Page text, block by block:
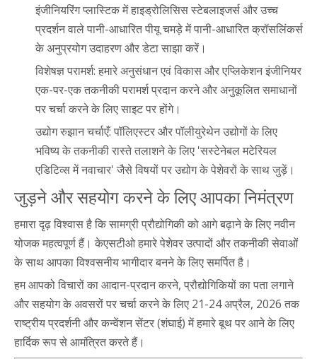
इंजीनियरिंग प्लास्टिक में हाइड्रोलिसिस स्टेबलाइजर्स और उच्च
प्रदर्शन वाले पानी-आधारित पीयू चमड़े में पानी-आधारित क्रॉसलिंकर्स
के अनुप्रयोग उदाहरण और डेटा साझा करें।
विशेषज्ञ परामर्श: हमारे अनुसंधान एवं विकास और एप्लिकेशन इंजीनियर
एक-पर-एक तकनीकी परामर्श प्रदान करने और अनुकूलित समाधानों
पर चर्चा करने के लिए साइट पर होंगे।
उद्योग रुझान चर्चाएँ: पॉलिएस्टर और पॉलीयुरेथेन उद्योगों के लिए
भविष्य के तकनीकी रास्ते तलाशने के लिए 'सस्टेनेबल मटेरियल
एडिटिव्स में नवाचार' जैसे विषयों पर उद्योग के पेशेवरों के साथ जुड़ें।
जुड़ने और सहयोग करने के लिए आपका निमंत्रण
हमारा दृढ़ विश्वास है कि सामग्री प्रौद्योगिकी को आगे बढ़ाने के लिए नवीन
योजक महत्वपूर्ण हैं। केएसटीओ हमारे पेशेवर उत्पादों और तकनीकी सेवाओं
के साथ आपका विश्वसनीय भागीदार बनने के लिए समर्पित है।
हम आपको विचारों का आदान-प्रदान करने, प्रौद्योगिकियों का पता लगाने
और सहयोग के अवसरों पर चर्चा करने के लिए 21-24 अप्रैल, 2026 तक
राष्ट्रीय प्रदर्शनी और कन्वेंशन सेंटर (शंघाई) में हमारे बूथ पर आने के लिए
हार्दिक रूप से आमंत्रित करते हैं।